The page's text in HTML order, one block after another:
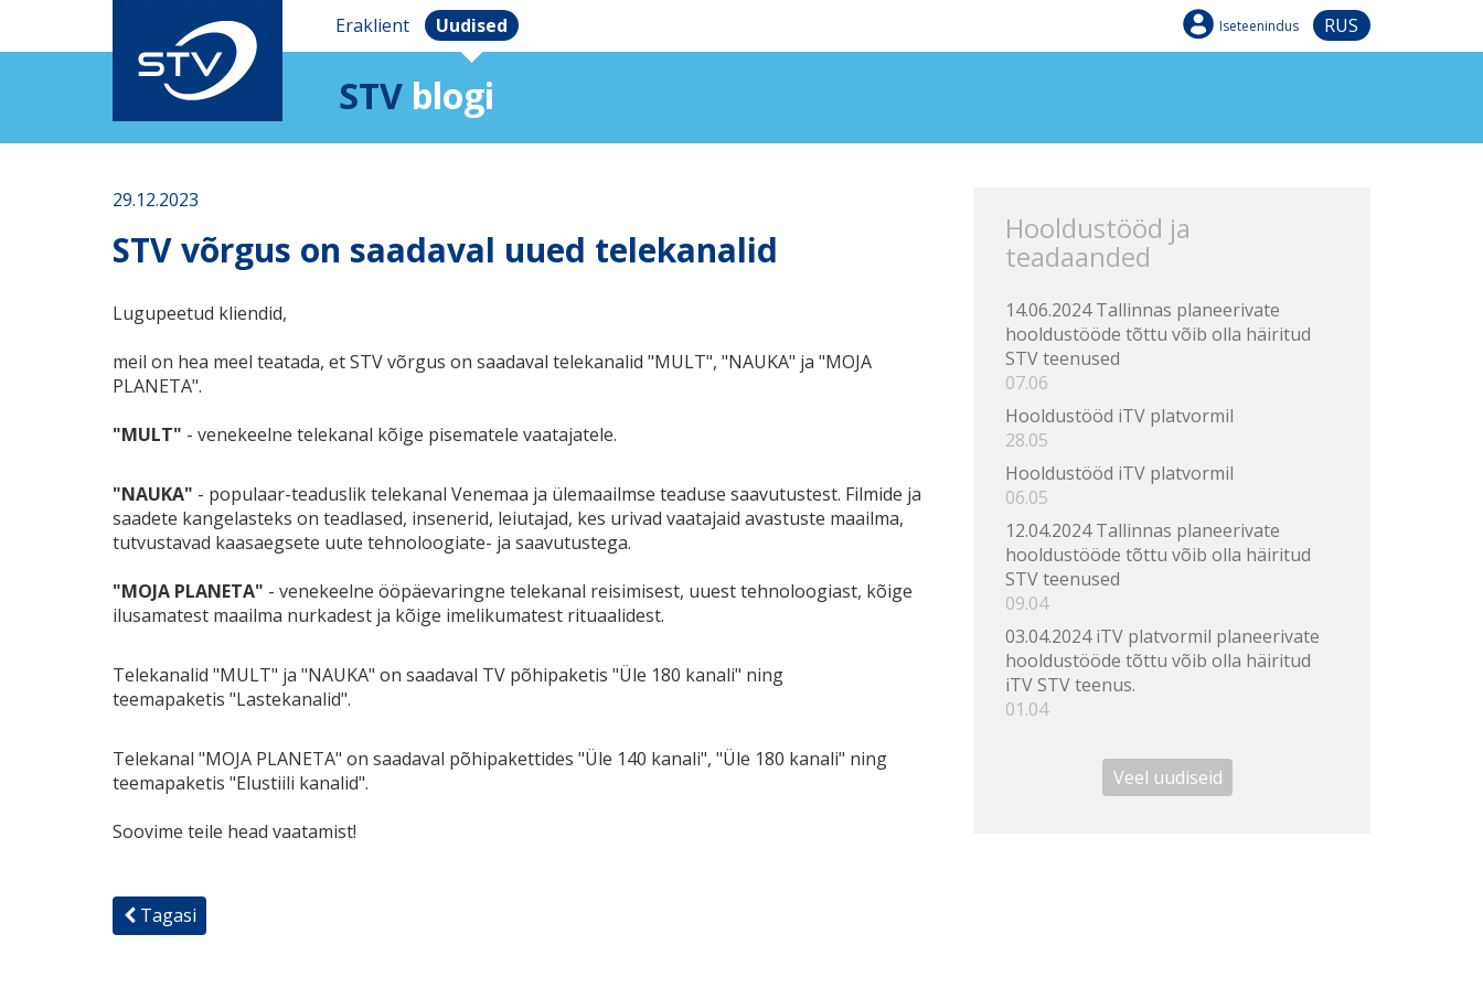
Eraklient Uudised Iseteenindus RUS
STV blogi
29.12.2023
STV võrgus on saadaval uued telekanalid
Lugupeetud kliendid,
meil on hea meel teatada, et STV võrgus on saadaval telekanalid "MULT", "NAUKA" ja "MOJA
PLANETA".
"MULТ" - venekeelne telekanal kõige pisematele vaatajatele.
"NAUKA" - populaar-teaduslik telekanal Venemaa ja ülemaailmse teaduse saavutustest. Filmide ja
saadete kangelasteks on teadlased, insenerid, leiutajad, kes urivad vaatajaid avastuste maailma,
tutvustavad kaasaegsete uute tehnoloogiate- ja saavutustega.
"MOJA PLANETA" - venekeelne ööpäevaringne telekanal reisimisest, uuest tehnoloogiast, kõige
ilusamatest maailma nurkadest ja kõige imelikumatest rituaalidest.
Telekanalid "MULT" ja "NAUKA" on saadaval TV põhipaketis "Üle 180 kanali" ning
teemapaketis "Lastekanalid".
Telekanal "MOJA PLANETA" on saadaval põhipakettides "Üle 140 kanali", "Üle 180 kanali" ning
teemapaketis "Elustiili kanalid".
Soovime teile head vaatamist!
Tagasi
Hooldustööd ja
teadaanded
14.06.2024 Tallinnas planeerivate
hooldustööde tõttu võib olla häiritud
STV teenused
07.06
Hooldustööd iTV platvormil
28.05
Hooldustööd iTV platvormil
06.05
12.04.2024 Tallinnas planeerivate
hooldustööde tõttu võib olla häiritud
STV teenused
09.04
03.04.2024 iTV platvormil planeerivate
hooldustööde tõttu võib olla häiritud
iTV STV teenus.
01.04
Veel uudiseid